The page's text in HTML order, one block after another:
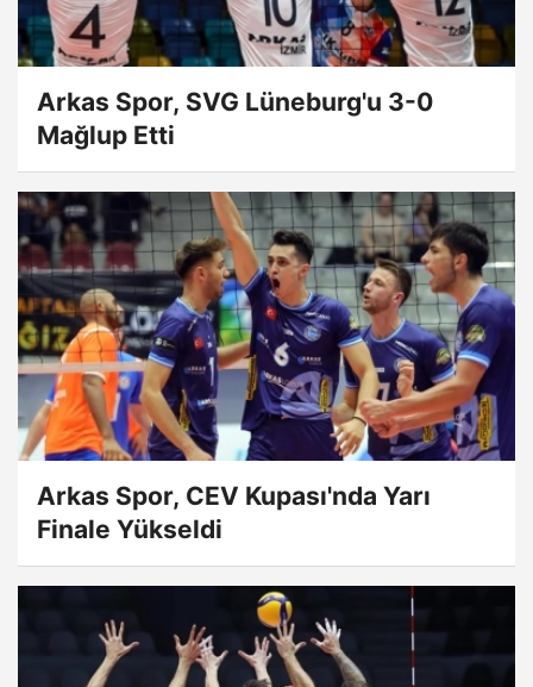
Arkas Spor, SVG Lüneburg'u 3-0
Mağlup Etti
Arkas Spor, CEV Kupası'nda Yarı
Finale Yükseldi